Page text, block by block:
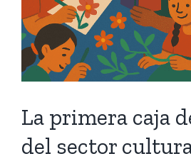
La primera caja
del sector